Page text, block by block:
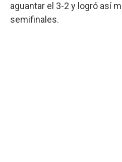
aguantar el 3-2 y logró así
semifinales.